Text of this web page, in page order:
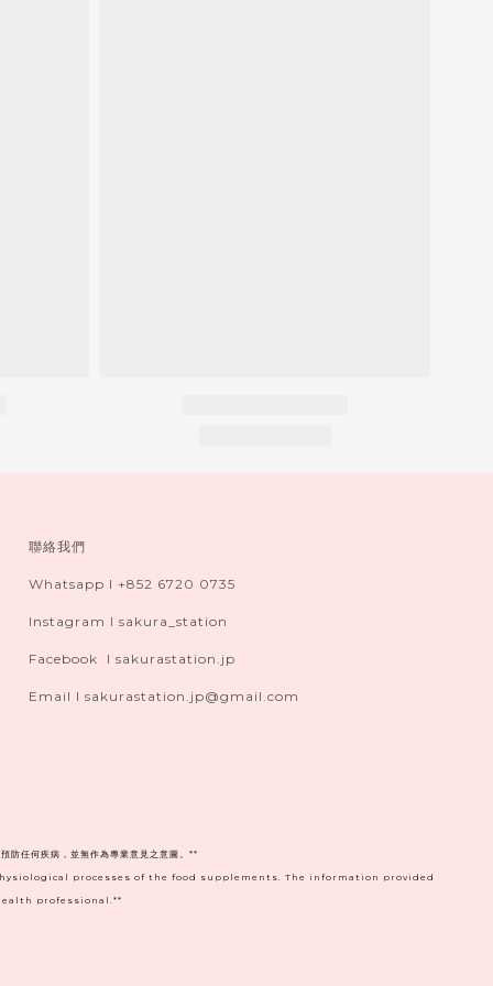
聯絡我們
Whatsapp I +852 6720 0735
Instagram I sakura_station
Facebook I sakurastation.jp
Email I sakurastation.jp@gmail.com
防任何疾病，並無作為專業意見之意圖。**
processes of the food supplements. The information provided
professional.**